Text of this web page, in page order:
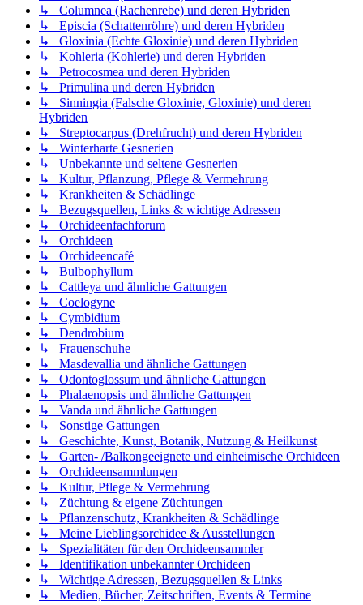
↳ Columnea (Rachenrebe) und deren Hybriden
↳ Episcia (Schattenröhre) und deren Hybriden
↳ Gloxinia (Echte Gloxinie) und deren Hybriden
↳ Kohleria (Kohlerie) und deren Hybriden
↳ Petrocosmea und deren Hybriden
↳ Primulina und deren Hybriden
↳ Sinningia (Falsche Gloxinie, Gloxinie) und deren
Hybriden
↳ Streptocarpus (Drehfrucht) und deren Hybriden
↳ Winterharte Gesnerien
↳ Unbekannte und seltene Gesnerien
↳ Kultur, Pflanzung, Pflege & Vermehrung
↳ Krankheiten & Schädlinge
↳ Bezugsquellen, Links & wichtige Adressen
↳ Orchideenfachforum
↳ Orchideen
↳ Orchideencafé
↳ Bulbophyllum
↳ Cattleya und ähnliche Gattungen
↳ Coelogyne
↳ Cymbidium
↳ Dendrobium
↳ Frauenschuhe
↳ Masdevallia und ähnliche Gattungen
↳ Odontoglossum und ähnliche Gattungen
↳ Phalaenopsis und ähnliche Gattungen
↳ Vanda und ähnliche Gattungen
↳ Sonstige Gattungen
↳ Geschichte, Kunst, Botanik, Nutzung & Heilkunst
↳ Garten- /Balkongeeignete und einheimische Orchideen
↳ Orchideensammlungen
↳ Kultur, Pflege & Vermehrung
↳ Züchtung & eigene Züchtungen
↳ Pflanzenschutz, Krankheiten & Schädlinge
↳ Meine Lieblingsorchidee & Ausstellungen
↳ Spezialitäten für den Orchideensammler
↳ Identifikation unbekannter Orchideen
↳ Wichtige Adressen, Bezugsquellen & Links
↳ Medien, Bücher, Zeitschriften, Events & Termine